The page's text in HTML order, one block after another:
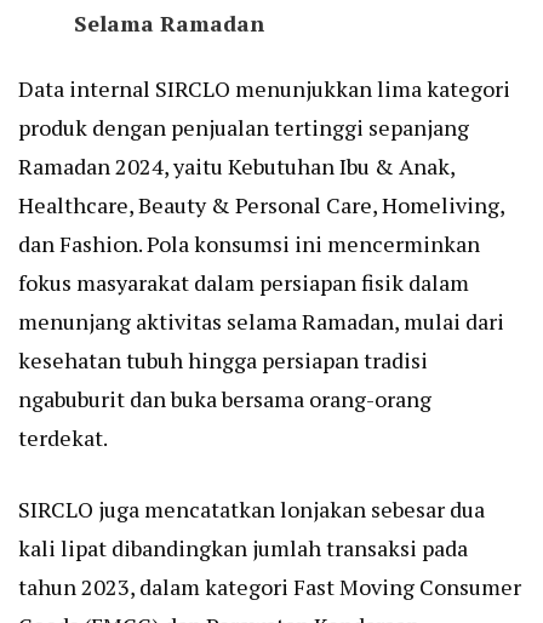
Selama Ramadan
Data internal SIRCLO menunjukkan lima kategori
produk dengan penjualan tertinggi sepanjang
Ramadan 2024, yaitu Kebutuhan Ibu & Anak,
Healthcare, Beauty & Personal Care, Homeliving,
dan Fashion. Pola konsumsi ini mencerminkan
fokus masyarakat dalam persiapan fisik dalam
menunjang aktivitas selama Ramadan, mulai dari
kesehatan tubuh hingga persiapan tradisi
ngabuburit dan buka bersama orang-orang
terdekat.
SIRCLO juga mencatatkan lonjakan sebesar dua
kali lipat dibandingkan jumlah transaksi pada
tahun 2023, dalam kategori Fast Moving Consumer